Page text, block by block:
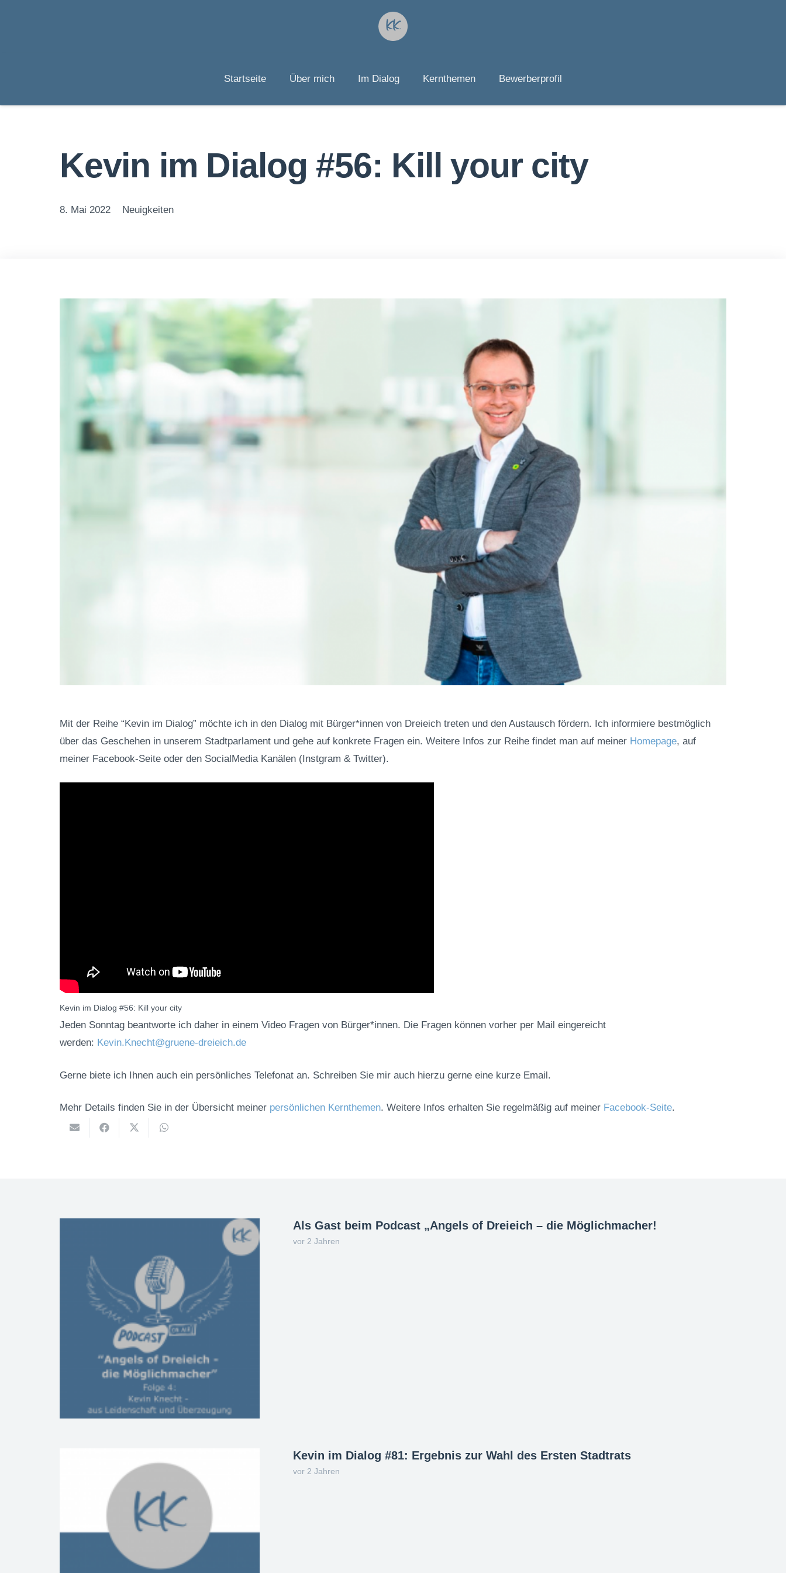
Startseite Über mich Im Dialog Kernthemen Bewerberprofil
Kevin im Dialog #56: Kill your city
8. Mai 2022 Neuigkeiten
Mit der Reihe “Kevin im Dialog” möchte ich in den Dialog mit Bürger*innen von Dreieich treten und den Austausch fördern. Ich informiere bestmöglich
über das Geschehen in unserem Stadtparlament und gehe auf konkrete Fragen ein. Weitere Infos zur Reihe findet man auf meiner Homepage, auf
meiner Facebook-Seite oder den SocialMedia Kanälen (Instgram & Twitter).
Kevin im Dialog #56: Kill your city
Jeden Sonntag beantworte ich daher in einem Video Fragen von Bürger*innen. Die Fragen können vorher per Mail eingereicht
werden: Kevin.Knecht@gruene-dreieich.de
Gerne biete ich Ihnen auch ein persönliches Telefonat an. Schreiben Sie mir auch hierzu gerne eine kurze Email.
Mehr Details finden Sie in der Übersicht meiner persönlichen Kernthemen. Weitere Infos erhalten Sie regelmäßig auf meiner Facebook-Seite.
Als Gast beim Podcast „Angels of Dreieich – die Möglichmacher!
vor 2 Jahren
Kevin im Dialog #81: Ergebnis zur Wahl des Ersten Stadtrats
vor 2 Jahren